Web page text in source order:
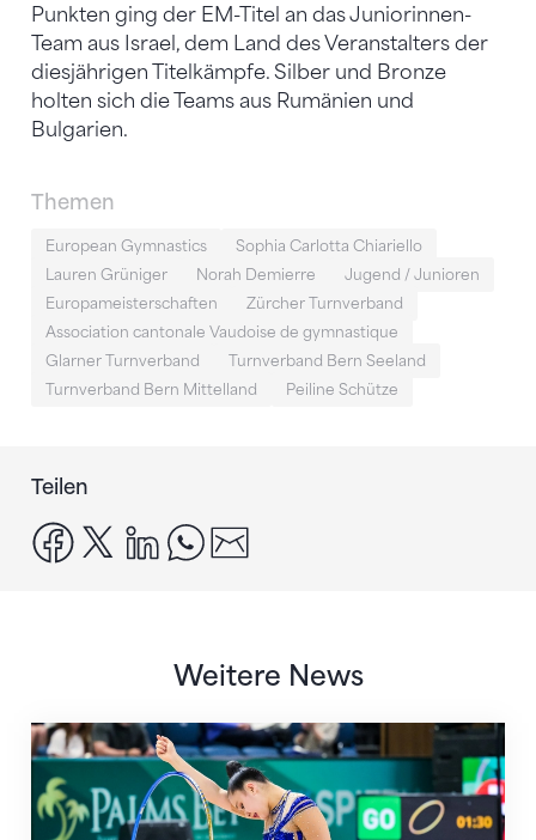
Punkten ging der EM-Titel an das Juniorinnen-
Team aus Israel, dem Land des Veranstalters der
diesjährigen Titelkämpfe. Silber und Bronze
holten sich die Teams aus Rumänien und
Bulgarien.
Themen
European Gymnastics
Sophia Carlotta Chiariello
Lauren Grüniger
Norah Demierre
Jugend / Junioren
Europameisterschaften
Zürcher Turnverband
Association cantonale Vaudoise de gymnastique
Glarner Turnverband
Turnverband Bern Seeland
Turnverband Bern Mittelland
Peiline Schütze
Teilen
facebook
x linkedinwhatsapp
Weitere News
Nächster Halt: Weltmeisterschaft